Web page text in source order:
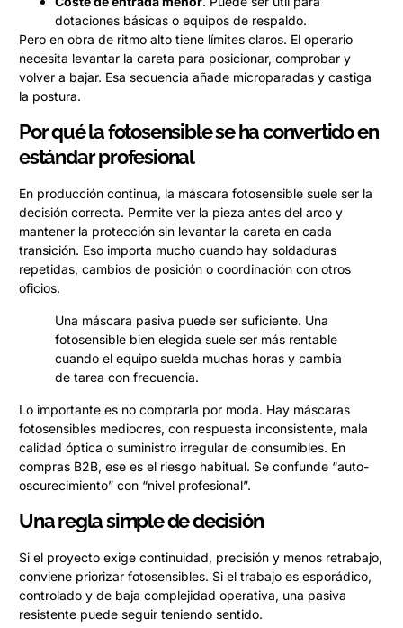
dotaciones básicas o equipos de respaldo.
Pero en obra de ritmo alto tiene límites claros. El operario
necesita levantar la careta para posicionar, comprobar y
volver a bajar. Esa secuencia añade microparadas y castiga
la postura.
Por qué la fotosensible se ha convertido en
estándar profesional
En producción continua, la máscara fotosensible suele ser la
decisión correcta. Permite ver la pieza antes del arco y
mantener la protección sin levantar la careta en cada
transición. Eso importa mucho cuando hay soldaduras
repetidas, cambios de posición o coordinación con otros
oficios.
Una máscara pasiva puede ser suficiente. Una
fotosensible bien elegida suele ser más rentable
cuando el equipo suelda muchas horas y cambia
de tarea con frecuencia.
Lo importante es no comprarla por moda. Hay máscaras
fotosensibles mediocres, con respuesta inconsistente, mala
calidad óptica o suministro irregular de consumibles. En
compras B2B, ese es el riesgo habitual. Se confunde “auto-
oscurecimiento” con “nivel profesional”.
Una regla simple de decisión
Si el proyecto exige continuidad, precisión y menos retrabajo,
conviene priorizar fotosensibles. Si el trabajo es esporádico,
controlado y de baja complejidad operativa, una pasiva
resistente puede seguir teniendo sentido.